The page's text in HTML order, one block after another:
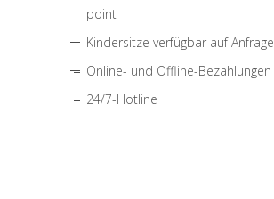
point
Kindersitze verfügbar auf Anfrage
Online- und Offline-Bezahlungen
24/7-Hotline